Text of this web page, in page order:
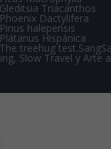
Triacanthos
Dactylifera
halepensis
Hispánica
treehug test.
Slow Travel y Arte